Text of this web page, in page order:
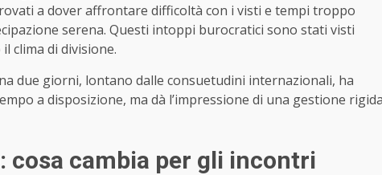
a dover affrontare difficoltà con i visti e tempi troppo
serena. Questi intoppi burocratici sono stati visti
clima di divisione.
due giorni, lontano dalle consuetudini internazionali, ha
a disposizione, ma dà l’impressione di una gestione
cosa cambia per gli incontri